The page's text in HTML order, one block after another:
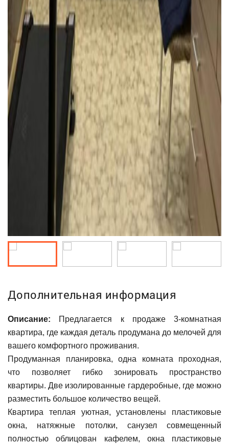
Дополнительная информация
Описание: Предлагается к продаже 3-комнатная
квартира, где каждая деталь продумана до мелочей для
вашего комфортного проживания.
Продуманная планировка, одна комната проходная,
что позволяет гибко зонировать пространство
квартиры. Две изолированные гардеробные, где можно
разместить большое количество вещей.
Квартира теплая уютная, установлены пластиковые
окна, натяжные потолки, санузел совмещенный
полностью облицован кафелем, окна пластиковые